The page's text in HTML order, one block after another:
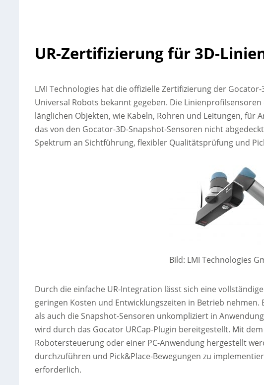
UR-Zertifizierung für 3D-
LMI Technologies hat die offizielle Zertifizierung der
Universal Robots bekannt gegeben. Die
länglichen Objekten, wie Kabeln, Rohren und Leitungen, für
das von den Gocator-3D-Snapshot-Sensoren nicht
Spektrum an Sichtführung, flexibler Qualitätsprüfung und
Bild: LMI Technologies
Durch die einfache UR-Integration lässt sich eine
geringen Kosten und Entwicklungszeiten in Betrieb
als auch die Snapshot-Sensoren unkompliziert in
wird durch das Gocator URCap-Plugin bereitgestellt. Mit
Robotersteuerung oder einer PC-Anwendung hergestellt
durchzuführen und Pick&Place-Bewegungen zu
erforderlich.